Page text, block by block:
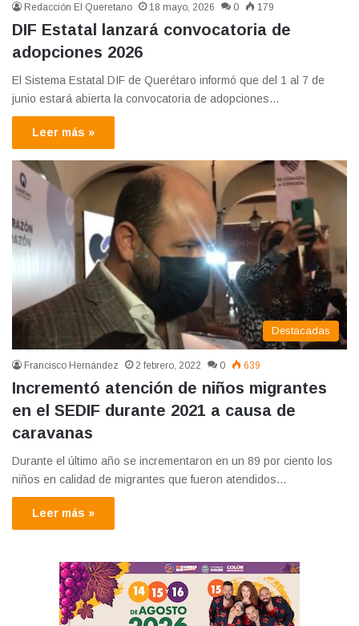
Redacción El Queretano 18 mayo, 2026 0 179
DIF Estatal lanzará convocatoria de
adopciones 2026
El Sistema Estatal DIF de Querétaro informó que del 1 al 7 de
junio estará abierta la convocatoria de adopciones…
Leer más »
Destacadas
Francisco Hernández 2 febrero, 2022 0 639
Incrementó atención de niños migrantes
en el SEDIF durante 2021 a causa de
caravanas
Durante el último año se incrementaron en un 89 por ciento los
niños en calidad de migrantes que fueron atendidos…
Leer más »